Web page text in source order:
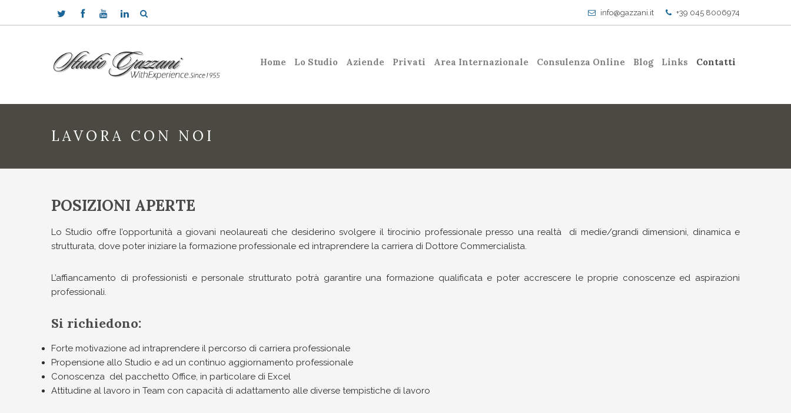
info@gazzani.it +39 045 8006974
Home Lo Studio Aziende Privati Area Internazionale Consulenza Online Blog Links Contatti
LAVORA CON NOI
POSIZIONI APERTE
Lo Studio offre l’opportunità a giovani neolaureati che desiderino svolgere il tirocinio professionale presso una realtà di medie/grandi dimensioni, dinamica e
strutturata, dove poter iniziare la formazione professionale ed intraprendere la carriera di Dottore Commercialista.
L’affiancamento di professionisti e personale strutturato potrà garantire una formazione qualificata e poter accrescere le proprie conoscenze ed aspirazioni
professionali.
Si richiedono:
Forte motivazione ad intraprendere il percorso di carriera professionale
Propensione allo Studio e ad un continuo aggiornamento professionale
Conoscenza del pacchetto Office, in particolare di Excel
Attitudine al lavoro in Team con capacità di adattamento alle diverse tempistiche di lavoro